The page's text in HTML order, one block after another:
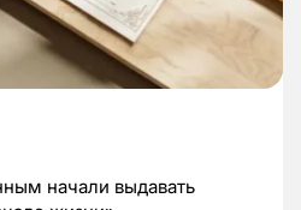
начали выдавать